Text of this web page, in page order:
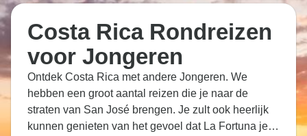
Costa Rica Rondreizen
voor Jongeren
Ontdek Costa Rica met andere Jongeren. We
hebben een groot aantal reizen die je naar de
straten van San José brengen. Je zult ook heerlijk
kunnen genieten van het gevoel dat La Fortuna je